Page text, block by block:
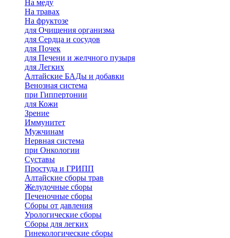
На меду
На травах
На фруктозе
для Очищения организма
для Сердца и сосудов
для Почек
для Печени и желчного пузыря
для Легких
Алтайские БАДы и добавки
Венозная система
при Гиппертонии
для Кожи
Зрение
Иммунитет
Мужчинам
Нервная система
при Онкологии
Суставы
Простуда и ГРИПП
Алтайские сборы трав
Желудочные сборы
Печеночные сборы
Сборы от давления
Урологические сборы
Сборы для легких
Гинекологические сборы